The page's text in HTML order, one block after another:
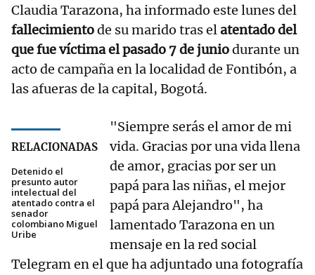
Claudia Tarazona, ha informado este lunes del
fallecimientode su marido tras elatentado del
que fue víctima el pasado 7 de juniodurante un
acto de campaña en la localidad de Fontibón, a
las afueras de la capital, Bogotá.
RELACIONADAS
Detenido el
presunto autor
intelectual del
atentado contra el
senador
colombiano Miguel
Uribe
"Siempre serás el amor de mi
vida. Gracias por una vida llena
de amor, gracias por ser un
papá para las niñas, el mejor
papá para Alejandro", ha
lamentado Tarazona en un
mensaje en la red social
Telegram en el que ha adjuntado una fotografía